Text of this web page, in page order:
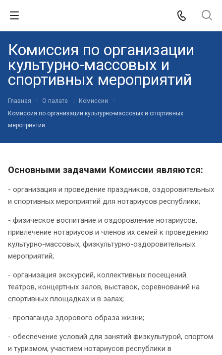
Комиссия по организации
культурно-массовых и
спортивных мероприятий
Главная О палате
Комиссии
Комиссия по организации культурно-массовых и спортивных
мероприятий
Основными задачами Комиссии являются:
- организация и проведение праздников, оздоровительных
и спортивных мероприятий для нотариусов республики;
- физическое воспитание и оздоровление нотариусов,
привлечение нотариусов и членов их семей к проведению
культурно-массовых, физкультурно-оздоровительных
мероприятий;
- организация экскурсий, коллективных посещений
театров, концертных залов, выставок, соревнований на
спортивных площадках и в залах;
- пропаганда здорового образа жизни;
- обеспечение условий для занятий физкультурой, спортом
и туризмом, участием нотариусов республики в